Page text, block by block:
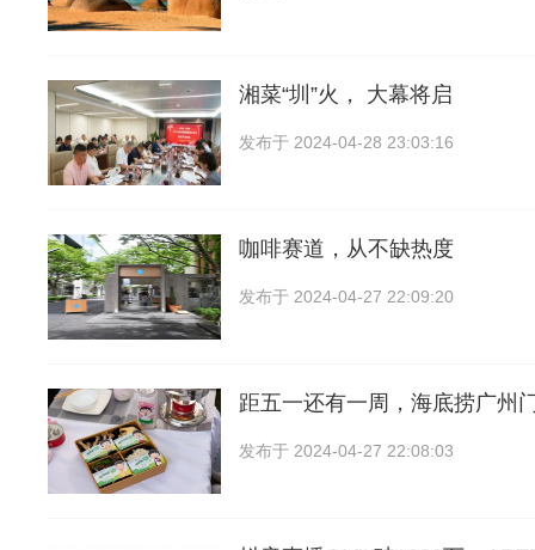
湘菜“圳”火， 大幕将启
发布于 2024-04-28 23:03:16
咖啡赛道，从不缺热度
发布于 2024-04-27 22:09:20
距五一还有一周，海底捞广州
发布于 2024-04-27 22:08:03